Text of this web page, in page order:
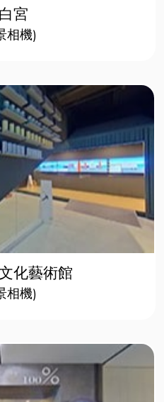
宮
相機)​
化藝術館
相機)​